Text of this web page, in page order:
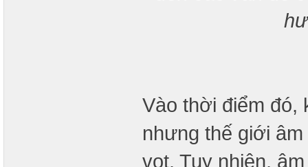
Vào thời điểm đó,
nhưng thế giới
vọt. Tuy nhiên,